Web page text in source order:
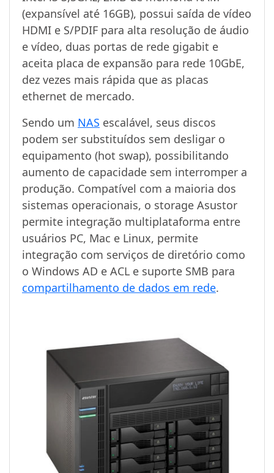
(expansível até 16GB), possui saída de vídeo
HDMI e S/PDIF para alta resolução de áudio
e vídeo, duas portas de rede gigabit e
aceita placa de expansão para rede 10GbE,
dez vezes mais rápida que as placas
ethernet de mercado.
Sendo um NAS escalável, seus discos
podem ser substituídos sem desligar o
equipamento (hot swap), possibilitando
aumento de capacidade sem interromper a
produção. Compatível com a maioria dos
sistemas operacionais, o storage Asustor
permite integração multiplataforma entre
usuários PC, Mac e Linux, permite
integração com serviços de diretório como
o Windows AD e ACL e suporte SMB para
compartilhamento de dados em rede.